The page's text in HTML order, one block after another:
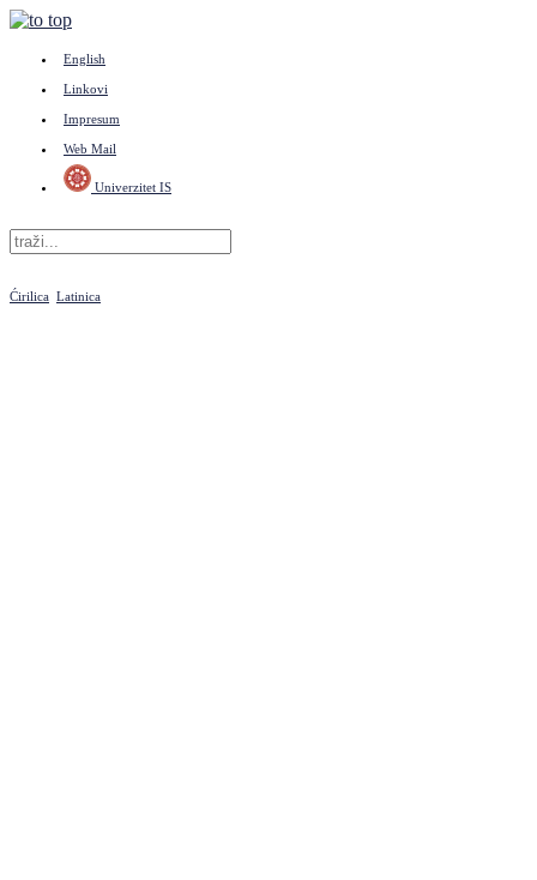
English
Linkovi
Impresum
Web Mail
Univerzitet IS
Ćirilica Latinica